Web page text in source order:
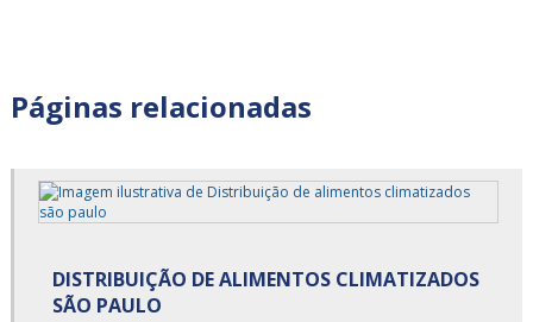
Armazenagem para alimentos refrigerados em sp
Armazenagem para alimentos refrigerados preço
Armazenagem para alimentos refrigerados são paulo
Armazenagem para alimentos refrigerados valor
Páginas relacionadas
DISTRIBUIÇÃO DE ALIMENTOS CLIMATIZADOS
SÃO PAULO